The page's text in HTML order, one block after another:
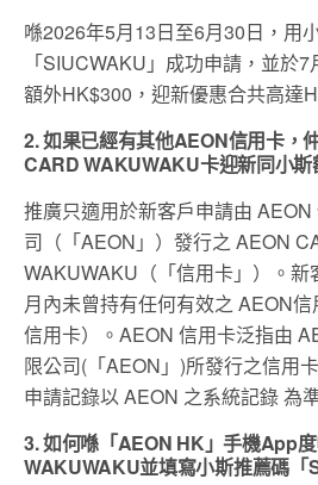
喺2026年5月13日至6月30日，用
「SIUCWAKU」成功申請，並於
額外HK$300，迎新優惠合共高達
2. 如果已經有其他AEON信用卡，
CARD WAKUWAKU卡迎新同小斯
推廣只適用於新客戶申請由
司（「AEON」）發行之 AEON
WAKUWAKU（「信用卡」）。新
月內未曾持有任何有效之 AEON
信用卡）。AEON 信用卡泛指由
限公司(「AEON」)所發行之信用
申請記錄以 AEON 之系統記錄 為
3. 如何喺「AEON HK」手機App
WAKUWAKU並填寫小斯推薦碼「